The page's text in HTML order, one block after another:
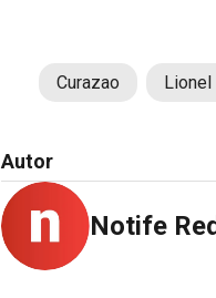
Curazao
Autor
Notife